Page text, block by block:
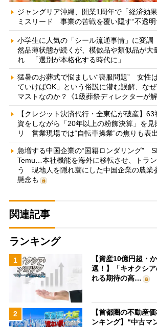
ジャングリア沖縄、開業1周年で「経済効
ミスリード 事業の苦戦を覆い隠す“不透明
小学生に人気の「シール流通事情」に変
然品薄状態が続くが、模倣品や類似品が大
れ 「選別が本格化する時代に」
猛暑のお葬式で悩ましい“喪服問題” 女性
ていけばOK」という俗説に潜む誤解、な
マストなのか？《1級葬祭ディレクターが解
【クレジット決済代行・全東信が破産】
資をしながら「20年以上の粉飾決算」を見
リ 営業現場では“自転車操業”の焦りも表
急増する中国企業の“国籍ロンダリング”
Temu…本社機能を海外に移転させ、トラ
う 現地人を隠れ蓑にした中国企業の農業
懸念も
関連記事
ランキング
1
【資産10億円超・
選！】「キオクシ
れる期待の高…
2
【首都圏の不動産
ンキング】“中古マ